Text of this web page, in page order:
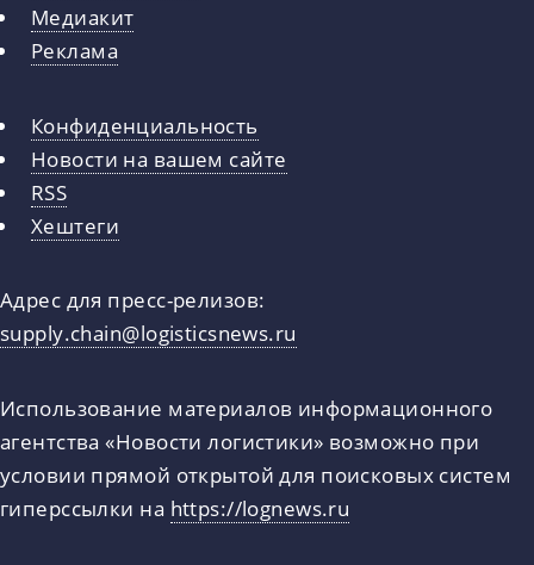
Медиакит
Реклама
Конфиденциальность
Новости на вашем сайте
RSS
Хештеги
Адрес для пресс-релизов:
supply.chain@logisticsnews.ru
Использование материалов информационного
агентства «Новости логистики» возможно при
условии прямой открытой для поисковых систем
гиперссылки на https://lognews.ru